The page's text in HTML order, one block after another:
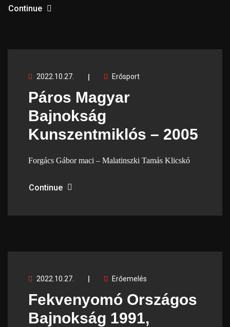
Continue
2022.10.27. Erősport
Páros Magyar
Bajnokság
Kunszentmiklós – 2005
Forgács Gábor maci – Malatinszki Tamás Klicskó
Continue
2022.10.27. Erőemelés
Fekvenyomó Országos
Bajnokság 1991,